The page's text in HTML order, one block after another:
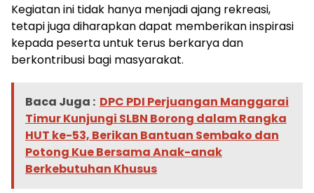
Kegiatan ini tidak hanya menjadi ajang rekreasi,
tetapi juga diharapkan dapat memberikan inspirasi
kepada peserta untuk terus berkarya dan
berkontribusi bagi masyarakat.
Baca Juga : DPC PDI Perjuangan Manggarai
Timur Kunjungi SLBN Borong dalam Rangka
HUT ke-53, Berikan Bantuan Sembako dan
Potong Kue Bersama Anak-anak
Berkebutuhan Khusus